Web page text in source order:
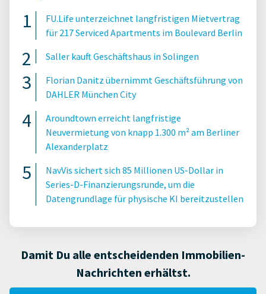
FU.Life unterzeichnet langfristigen Mietvertrag
für 217 Serviced Apartments im Boulevard Berlin
Saller kauft Geschäftshaus in Solingen
Florian Danitz übernimmt Geschäftsführung von
DAHLER München City
Aroundtown erreicht langfristige
Neuvermietung von knapp 1.300 m² am Berliner
Alexanderplatz
NavVis sichert sich 85 Millionen US-Dollar in
Series-D-Finanzierungsrunde, um die
Datengrundlage für physische KI bereitzustellen
Damit Du alle entscheidenden Immobilien-
Nachrichten erhältst.